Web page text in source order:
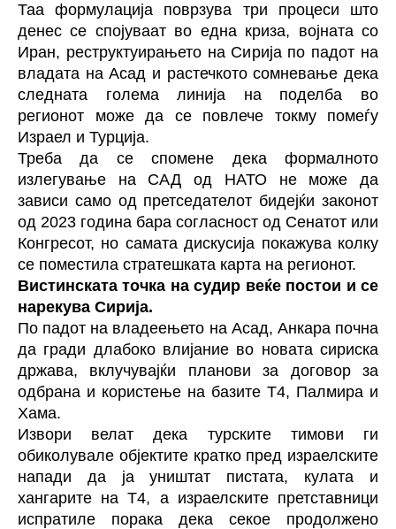
Таа формулација поврзува три процеси што
денес се спојуваат во една криза, војната со
Иран, реструктуирањето на Сирија по падот на
владата на Асад и растечкото сомневање дека
следната голема линија на поделба во
регионот може да се повлече токму помеѓу
Израел и Турција.
Треба да се спомене дека формалното
излегување на САД од НАТО не може да
зависи само од претседателот бидејќи законот
од 2023 година бара согласност од Сенатот или
Конгресот, но самата дискусија покажува колку
се поместила стратешката карта на регионот.
Вистинската точка на судир веќе постои и се
нарекува Сирија.
По падот на владеењето на Асад, Анкара почна
да гради длабоко влијание во новата сириска
држава, вклучувајќи планови за договор за
одбрана и користење на базите Т4, Палмира и
Хама.
Извори велат дека турските тимови ги
обиколувале објектите кратко пред израелските
напади да ја уништат пистата, кулата и
хангарите на Т4, а израелските претставници
испратиле порака дека секое продолжено